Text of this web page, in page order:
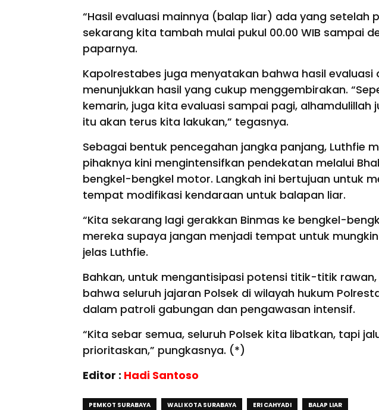
“Hasil evaluasi mainnya (balap liar) ada yang setelah
sekarang kita tambah mulai pukul 00.00 WIB sampai
paparnya.
Kapolrestabes juga menyatakan bahwa hasil evaluasi
menunjukkan hasil yang cukup menggembirakan.
kemarin, juga kita evaluasi sampai pagi, alhamdulillah
itu akan terus kita lakukan,” tegasnya.
Sebagai bentuk pencegahan jangka panjang, Luthfie
pihaknya kini mengintensifkan pendekatan melalui
bengkel-bengkel motor. Langkah ini bertujuan untuk
tempat modifikasi kendaraan untuk balapan liar.
“Kita sekarang lagi gerakkan Binmas ke bengkel-
mereka supaya jangan menjadi tempat untuk
jelas Luthfie.
Bahkan, untuk mengantisipasi potensi titik-titik
bahwa seluruh jajaran Polsek di wilayah hukum
dalam patroli gabungan dan pengawasan intensif.
“Kita sebar semua, seluruh Polsek kita libatkan, tapi
prioritaskan,” pungkasnya. (*)
Editor : Hadi Santoso
PEMKOT SURABAYA WALI KOTA SURABAYA ERI CAHYADI BALAP LIAR